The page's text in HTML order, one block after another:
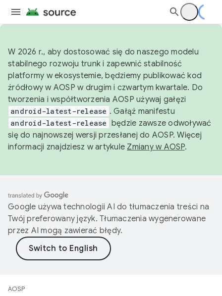
W 2026 r., aby dostosować się do naszego modelu
stabilnego rozwoju trunk i zapewnić stabilność
platformy w ekosystemie, będziemy publikować kod
źródłowy w AOSP w drugim i czwartym kwartale. Do
tworzenia i współtworzenia AOSP używaj gałęzi
android-latest-release . Gałąź manifestu
android-latest-release będzie zawsze odwoływać
się do najnowszej wersji przesłanej do AOSP. Więcej
informacji znajdziesz w artykule Zmiany w AOSP.
Google używa technologii AI do tłumaczenia treści na
Twój preferowany język. Tłumaczenia wygenerowane
przez AI mogą zawierać błędy.
AOSP